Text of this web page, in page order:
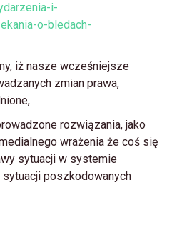
i-
o-bledach-
iż nasze wcześniejsze
zmian prawa,
rozwiązania, jako
wrażenia że coś się
sytuacji w systemie
poszkodowanych